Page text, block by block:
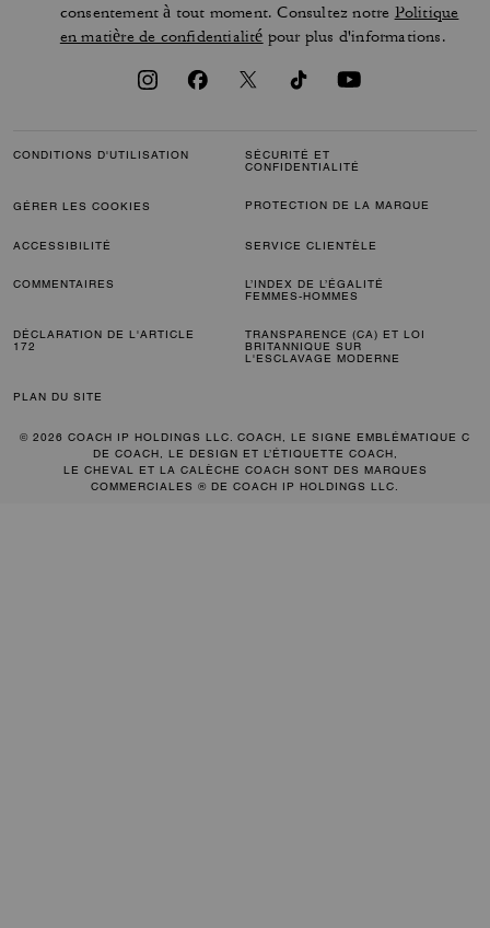
consentement à tout moment. Consultez notre Politique
en matière de confidentialité pour plus d'informations.
CONDITIONS D'UTILISATION
SÉCURITÉ ET
CONFIDENTIALITÉ
GÉRER LES COOKIES PROTECTION DE LA MARQUE
ACCESSIBILITÉ SERVICE CLIENTÈLE
COMMENTAIRES
L’INDEX DE L’ÉGALITÉ
FEMMES-HOMMES
DÉCLARATION DE L'ARTICLE
172
TRANSPARENCE (CA) ET LOI
BRITANNIQUE SUR
L'ESCLAVAGE MODERNE
PLAN DU SITE
© 2026 COACH IP HOLDINGS LLC. COACH, LE SIGNE EMBLÉMATIQUE C
DE COACH, LE DESIGN ET L’ÉTIQUETTE COACH,
LE CHEVAL ET LA CALÈCHE COACH SONT DES MARQUES
COMMERCIALES ® DE COACH IP HOLDINGS LLC.